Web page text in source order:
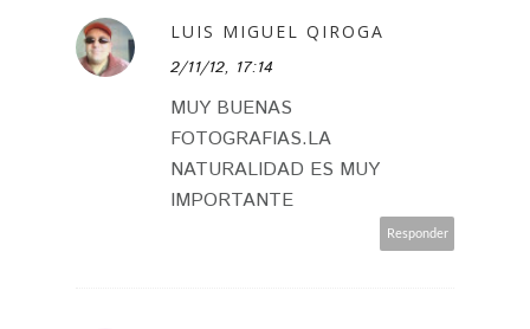
LUIS MIGUEL QIROGA
2/11/12, 17:14
MUY BUENAS
FOTOGRAFIAS.LA
NATURALIDAD ES MUY
IMPORTANTE
Responder